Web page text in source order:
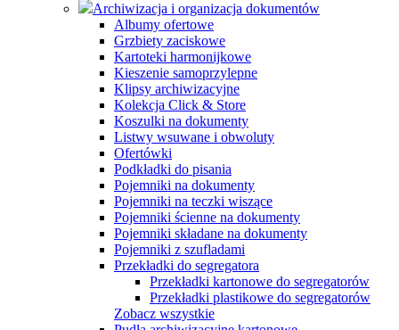
Archiwizacja i organizacja dokumentów
Albumy ofertowe
Grzbiety zaciskowe
Kartoteki harmonijkowe
Kieszenie samoprzylepne
Klipsy archiwizacyjne
Kolekcja Click & Store
Koszulki na dokumenty
Listwy wsuwane i obwoluty
Ofertówki
Podkładki do pisania
Pojemniki na dokumenty
Pojemniki na teczki wiszące
Pojemniki ścienne na dokumenty
Pojemniki składane na dokumenty
Pojemniki z szufladami
Przekładki do segregatora
Przekładki kartonowe do segregatorów
Przekładki plastikowe do segregatorów
Zobacz wszystkie